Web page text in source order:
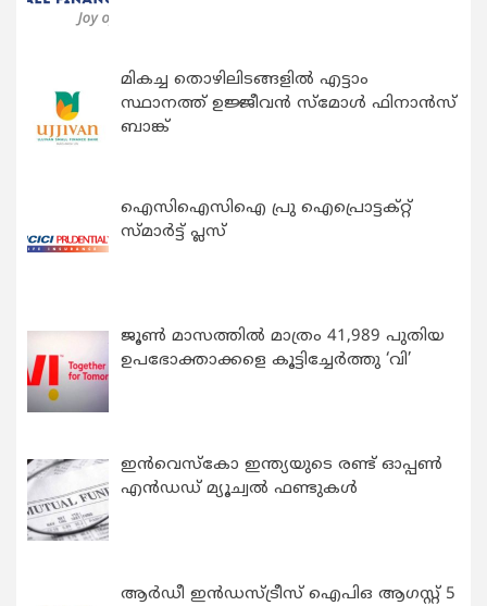
മികച്ച തൊഴിലിടങ്ങളിൽ എട്ടാം
സ്ഥാനത്ത് ഉജ്ജീവൻ സ്മോൾ ഫിനാൻസ്
ബാങ്ക്
ഐസിഐസിഐ പ്രു ഐപ്രൊട്ടക്റ്റ്
സ്മാർട്ട് പ്ലസ്
ജൂൺ മാസത്തിൽ മാത്രം 41,989 പുതിയ
ഉപഭോക്താക്കളെ കൂട്ടിച്ചേർത്തു ‘വി’
ഇന്‍വെസ്കോ ഇന്ത്യയുടെ രണ്ട് ഓപ്പണ്‍
എന്‍ഡഡ് മ്യൂച്വല്‍ ഫണ്ടുകള്‍
ആർഡീ ഇൻഡസ്ട്രീസ് ഐപിഒ ആഗസ്റ്റ് 5